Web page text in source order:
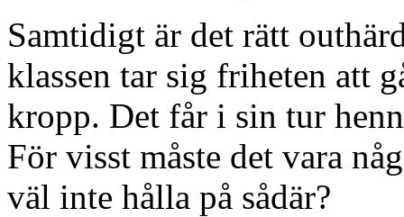
Samtidigt är det rätt
klassen tar sig friheten att
kropp. Det får i sin tur
För visst måste det vara
väl inte hålla på sådär?